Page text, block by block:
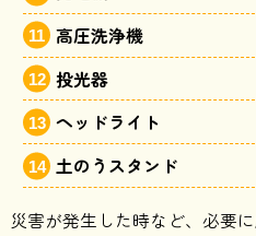
高圧洗浄機
投光器
ヘッドライト
土のうスタンド
災害が発生した時など、必要